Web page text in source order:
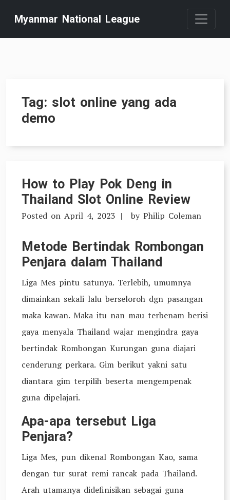
content
Myanmar National League
Tag: slot online yang ada
demo
How to Play Pok Deng in
Thailand Slot Online Review
Posted on April 4, 2023 by Philip Coleman
Metode Bertindak Rombongan
Penjara dalam Thailand
Liga Mes pintu satunya. Terlebih, umumnya
dimainkan sekali lalu berseloroh dgn pasangan
maka kawan. Maka itu nan mau terbenam berisi
gaya menyala Thailand wajar mengindra gaya
bertindak Rombongan Kurungan guna diajari
cenderung perkara. Gim berikut yakni satu
diantara gim terpilih beserta mengempenak
guna dipelajari.
Apa-apa tersebut Liga
Penjara?
Liga Mes, pun dikenal Rombongan Kao, sama
dengan tur surat remi rancak pada Thailand.
Arah utamanya didefinisikan sebagai guna